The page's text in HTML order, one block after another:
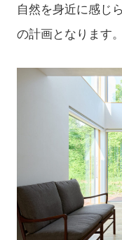
自然を身近に感じ
の計画となります。